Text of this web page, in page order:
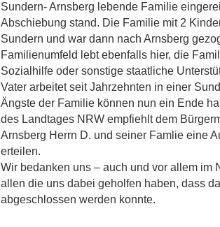
Sundern- Arnsberg lebende Familie
Abschiebung stand. Die Familie mit 2
Sundern und war dann nach Arnsberg
Familienumfeld lebt ebenfalls hier, die
Sozialhilfe oder sonstige staatliche
Vater arbeitet seit Jahrzehnten in einer
Ängste der Familie können nun ein Ende
des Landtages NRW empfiehlt dem
Arnsberg Herrn D. und seiner Famlie eine
erteilen.
Wir bedanken uns – auch und vor allem im
allen die uns dabei geholfen haben, dass
abgeschlossen werden konnte.